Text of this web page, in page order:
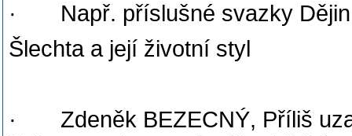
· Např. příslušné svazky Dějin
Šlechta a její životní styl
· Zdeněk BEZECNÝ, Příliš